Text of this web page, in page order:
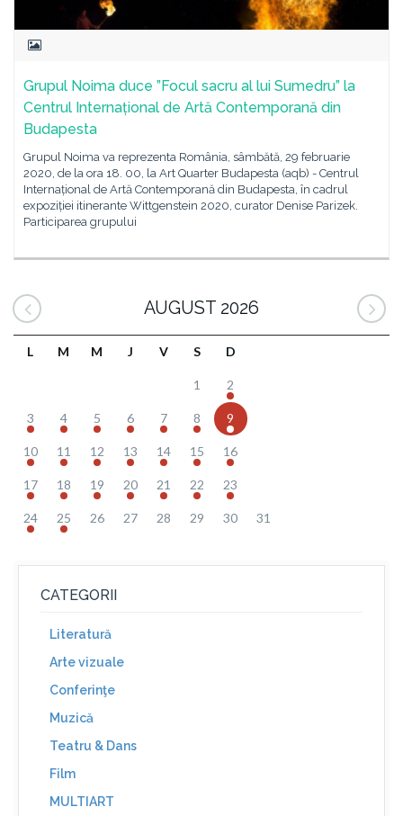
Grupul Noima duce ”Focul sacru al lui Sumedru” la
Centrul Internațional de Artă Contemporană din
Budapesta
Grupul Noima va reprezenta România, sâmbătă, 29 februarie
2020, de la ora 18. 00, la Art Quarter Budapesta (aqb) - Centrul
Internațional de Artă Contemporană din Budapesta, în cadrul
expoziției itinerante Wittgenstein 2020, curator Denise Parizek.
Participarea grupului
AUGUST 2026
L M M J V S D
1 2
3 4 5 6 7 8 9
10 11 12 13 14 15 16
17 18 19 20 21 22 23
24 25 26 27 28 29 30 31
CATEGORII
Literatură
Arte vizuale
Conferinţe
Muzică
Teatru & Dans
Film
MULTIART